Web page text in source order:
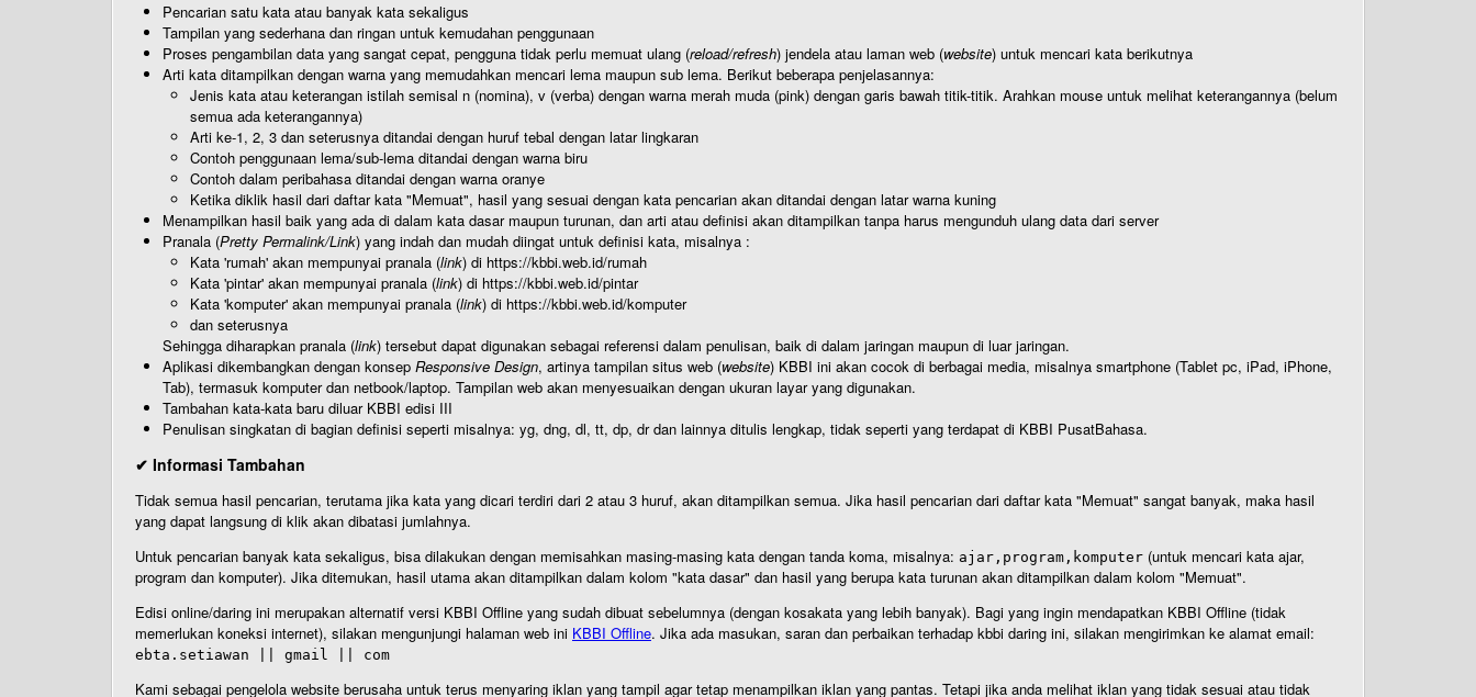
Pencarian satu kata atau banyak kata sekaligus
Tampilan yang sederhana dan ringan untuk kemudahan penggunaan
Proses pengambilan data yang sangat cepat, pengguna tidak perlu memuat ulang (reload/refresh) jendela atau laman web (website) untuk mencari kata berikutnya
Arti kata ditampilkan dengan warna yang memudahkan mencari lema maupun sub lema. Berikut beberapa penjelasannya:
Jenis kata atau keterangan istilah semisal n (nomina), v (verba) dengan warna merah muda (pink) dengan garis bawah titik-titik. Arahkan mouse untuk melihat keterangannya (belum
semua ada keterangannya)
Arti ke-1, 2, 3 dan seterusnya ditandai dengan huruf tebal dengan latar lingkaran
Contoh penggunaan lema/sub-lema ditandai dengan warna biru
Contoh dalam peribahasa ditandai dengan warna oranye
Ketika diklik hasil dari daftar kata "Memuat", hasil yang sesuai dengan kata pencarian akan ditandai dengan latar warna kuning
Menampilkan hasil baik yang ada di dalam kata dasar maupun turunan, dan arti atau definisi akan ditampilkan tanpa harus mengunduh ulang data dari server
Pranala (Pretty Permalink/Link) yang indah dan mudah diingat untuk definisi kata, misalnya :
Kata 'rumah' akan mempunyai pranala (link) di https://kbbi.web.id/rumah
Kata 'pintar' akan mempunyai pranala (link) di https://kbbi.web.id/pintar
Kata 'komputer' akan mempunyai pranala (link) di https://kbbi.web.id/komputer
dan seterusnya
Sehingga diharapkan pranala (link) tersebut dapat digunakan sebagai referensi dalam penulisan, baik di dalam jaringan maupun di luar jaringan.
Aplikasi dikembangkan dengan konsep Responsive Design, artinya tampilan situs web (website) KBBI ini akan cocok di berbagai media, misalnya smartphone (Tablet pc, iPad, iPhone,
Tab), termasuk komputer dan netbook/laptop. Tampilan web akan menyesuaikan dengan ukuran layar yang digunakan.
Tambahan kata-kata baru diluar KBBI edisi III
Penulisan singkatan di bagian definisi seperti misalnya: yg, dng, dl, tt, dp, dr dan lainnya ditulis lengkap, tidak seperti yang terdapat di KBBI PusatBahasa.
✔ Informasi Tambahan
Tidak semua hasil pencarian, terutama jika kata yang dicari terdiri dari 2 atau 3 huruf, akan ditampilkan semua. Jika hasil pencarian dari daftar kata "Memuat" sangat banyak, maka hasil
yang dapat langsung di klik akan dibatasi jumlahnya.
Untuk pencarian banyak kata sekaligus, bisa dilakukan dengan memisahkan masing-masing kata dengan tanda koma, misalnya: ajar,program,komputer (untuk mencari kata ajar,
program dan komputer). Jika ditemukan, hasil utama akan ditampilkan dalam kolom "kata dasar" dan hasil yang berupa kata turunan akan ditampilkan dalam kolom "Memuat".
Edisi online/daring ini merupakan alternatif versi KBBI Offline yang sudah dibuat sebelumnya (dengan kosakata yang lebih banyak). Bagi yang ingin mendapatkan KBBI Offline (tidak
memerlukan koneksi internet), silakan mengunjungi halaman web ini KBBI Offline. Jika ada masukan, saran dan perbaikan terhadap kbbi daring ini, silakan mengirimkan ke alamat email:
ebta.setiawan || gmail || com
Kami sebagai pengelola website berusaha untuk terus menyaring iklan yang tampil agar tetap menampilkan iklan yang pantas. Tetapi jika anda melihat iklan yang tidak sesuai atau tidak